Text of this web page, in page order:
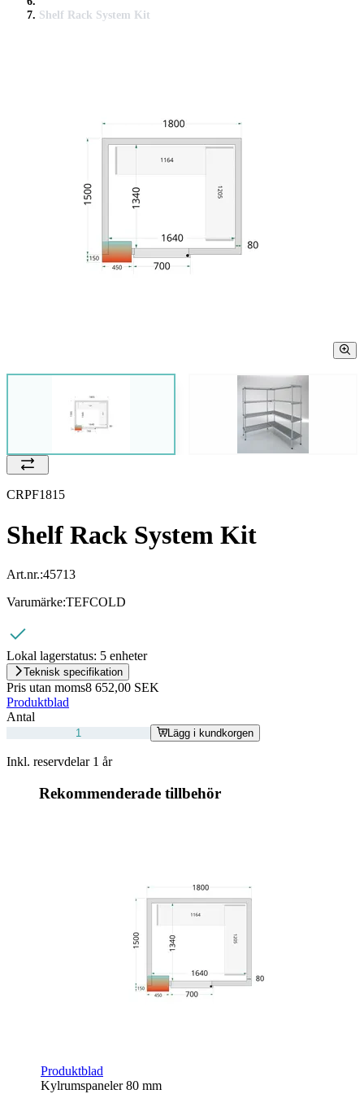
Shelf Rack System Kit
CRPF1815
Shelf Rack System Kit
Art.nr.:45713
Varumärke:TEFCOLD
Lokal lagerstatus: 5 enheter
Teknisk specifikation
Pris utan moms8 652,00 SEK
Produktblad
Antal
Lägg i kundkorgen
Inkl. reservdelar 1 år
Rekommenderade tillbehör
Produktblad
Kylrumspaneler 80 mm